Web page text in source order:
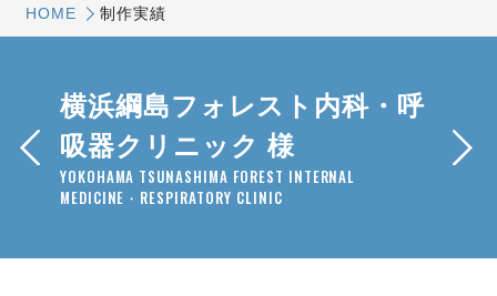
HOME 制作実績
横浜綱島フォレスト内科・呼
吸器クリニック 様
YOKOHAMA TSUNASHIMA FOREST INTERNAL
MEDICINE・RESPIRATORY CLINIC